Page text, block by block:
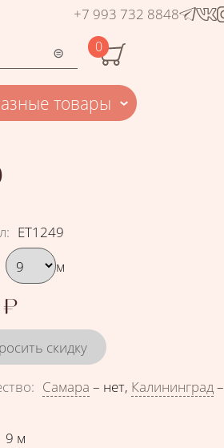
+7 993 732 8848
0
товары
: ЕТ1249
вариант
м
₽
скидку
: Самара – нет, Калининград–
9 м